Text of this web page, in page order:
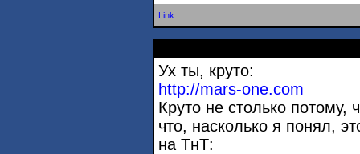
Link
Ух ты, круто:
http://mars-one.com
Круто не столько потому,
что, насколько я понял,
на ТнТ: